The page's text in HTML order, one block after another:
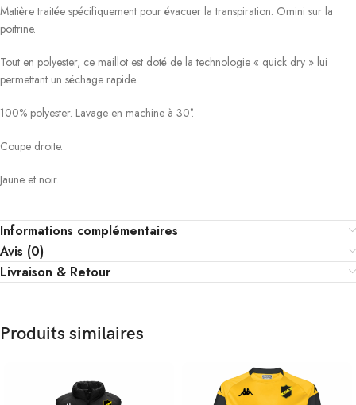
Matière traitée spécifiquement pour évacuer la transpiration. Omini sur la
poitrine.
Tout en polyester, ce maillot est doté de la technologie « quick dry » lui
permettant un séchage rapide.
100% polyester. Lavage en machine à 30°.
Coupe droite.
Jaune et noir.
Informations complémentaires
Avis (0)
Livraison & Retour
Produits similaires